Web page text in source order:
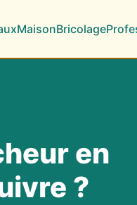
MaisonBricolage
en
?